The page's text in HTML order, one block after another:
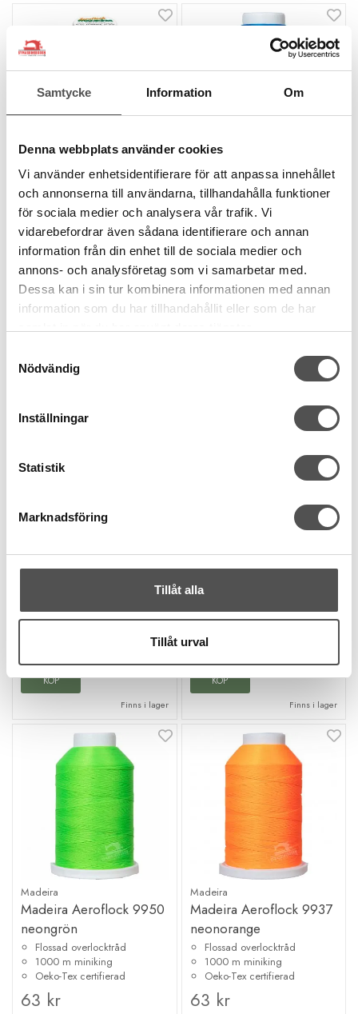
Samtycke Information Om
Denna webbplats använder cookies
Vi använder enhetsidentifierare för att anpassa innehållet
och annonserna till användarna, tillhandahålla funktioner
för sociala medier och analysera vår trafik. Vi
vidarebefordrar även sådana identifierare och annan
information från din enhet till de sociala medier och
annons- och analysföretag som vi samarbetar med.
Dessa kan i sin tur kombinera informationen med annan
information som du har tillhandahållit eller som de har
Nödvändig
Inställningar
Statistik
Marknadsföring
Tillåt alla
Tillåt urval
Madeira
Madeira Aeroflock 9506
gul-rosa
Flossad overlocktråd
1000 m miniking
Oeko-Tex certifierad
79 kr
Madeira
Madeira Aeroflock 8941
himmelsblå
Flossad overlocktråd
1000 m miniking
Oeko-Tex certifierad
63 kr
pärlgrå
Oeko-Tex certifierad
KÖP
Finns i lager
begonia
Oeko-Tex certifierad
63 kr
KÖP
Finns i lager
Madeira
Madeira Aeroflock 9950
neongrön
Flossad overlocktråd
1000 m miniking
Oeko-Tex certifierad
63 kr
Madeira
Madeira Aeroflock 9937
neonorange
Flossad overlocktråd
1000 m miniking
Oeko-Tex certifierad
63 kr